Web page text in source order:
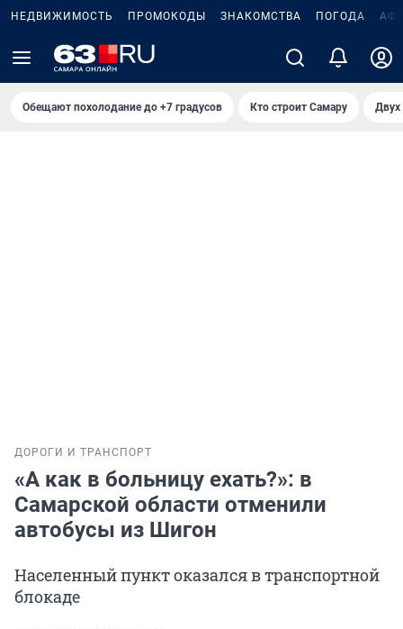
НЕДВИЖИМОСТЬ ПРОМОКОДЫ ЗНАКОМСТВА ПОГОДА
Обещают похолодание до +7 градусов Кто строит Самару Двух
ДОРОГИ И ТРАНСПОРТ
«А как в больницу ехать?»: в
Самарской области отменили
автобусы из Шигон
Населенный пункт оказался в транспортной
блокаде